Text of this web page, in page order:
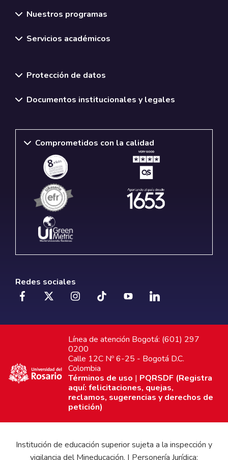
Nuestros programas
Servicios académicos
Protección de datos
Documentos institucionales y legales
Comprometidos con la calidad
Redes sociales
Línea de atención Bogotá: (601) 297
0200
Calle 12C Nº 6-25 - Bogotá D.C.
Colombia
Términos de uso | PQRSDF (Registra
aquí: felicitaciones, quejas,
reclamos, sugerencias y derechos de
petición)
Institución de educación superior sujeta a la inspección y
vigilancia del Mineducación. | Personería Jurídica: